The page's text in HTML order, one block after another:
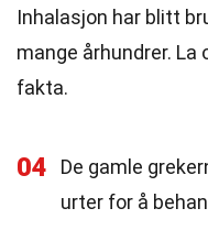
Inhalasjon har blitt
mange århundrer.
fakta.
04
De gamle
urter for å